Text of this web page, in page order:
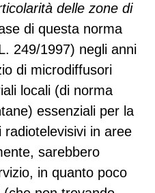
delle zone di
di questa norma
249/1997) negli anni
di microdiffusori
locali (di norma
essenziali per la
in aree
sarebbero
in quanto poco